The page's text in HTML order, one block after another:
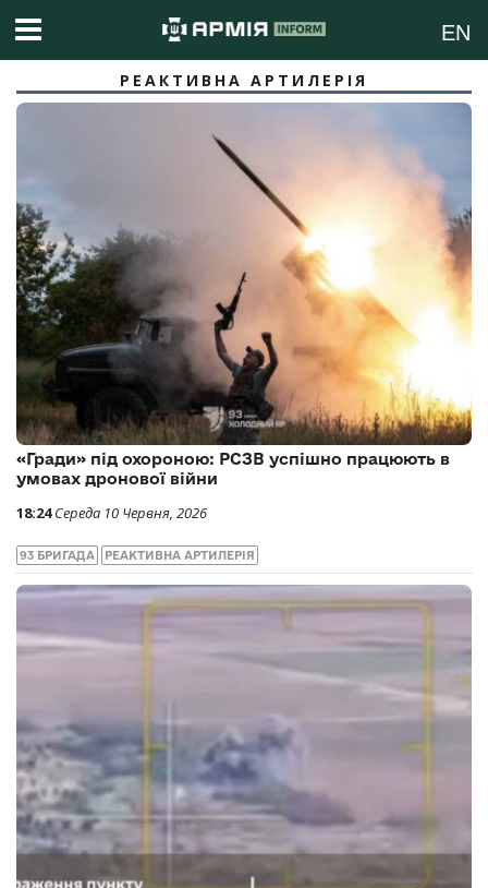
EN
РЕАКТИВНА АРТИЛЕРІЯ
«Гради» під охороною: РСЗВ успішно працюють в
умовах дронової війни
18:24 Середа 10 Червня, 2026
93 БРИГАДА РЕАКТИВНА АРТИЛЕРІЯ